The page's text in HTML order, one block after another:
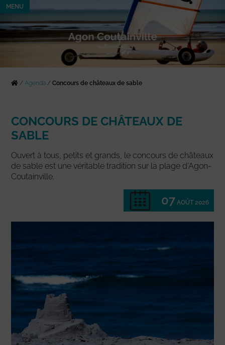
MENU
/Agenda /Concours de châteaux de sable
CONCOURS DE CHÂTEAUX DE
SABLE
Ouvert à tous, petits et grands, le concours de châteaux
de sable est une véritable tradition sur la plage d'Agon-
Coutainville.
07 AOÛT 2026